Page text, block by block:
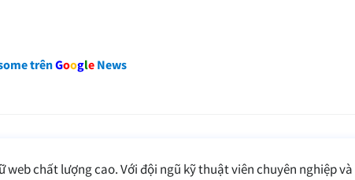
trênGoogleNews
chất lượng cao. Với đội ngũ kỹ thuật viên chuyên nghiệp